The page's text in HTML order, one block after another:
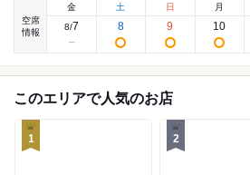
空席
情報
金
8/7
土
8
日
9
月
10
このエリアで人気のお店
1 2